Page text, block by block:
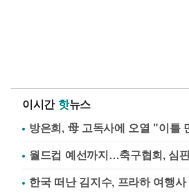
이시간 핫뉴스
방은희, 母 고독사에 오열 "이틀
월드컵 예선까지…축구협회, 심
한국 떠난 김지수, 프라하 여행